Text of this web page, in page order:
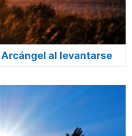
al levantarse